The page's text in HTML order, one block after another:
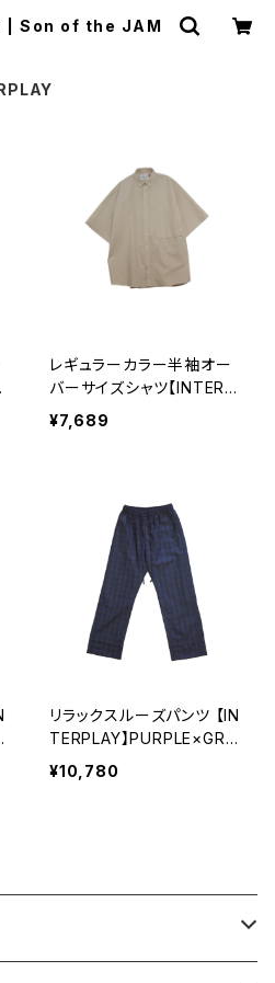
| Son of the JAM
レギュラーカラー半袖オー
バーサイズシャツ【INTERPL
AY】
¥7,689
リラックスルーズパンツ 【IN
TERPLAY】PURPLE×GRE
Y(83)
¥10,780